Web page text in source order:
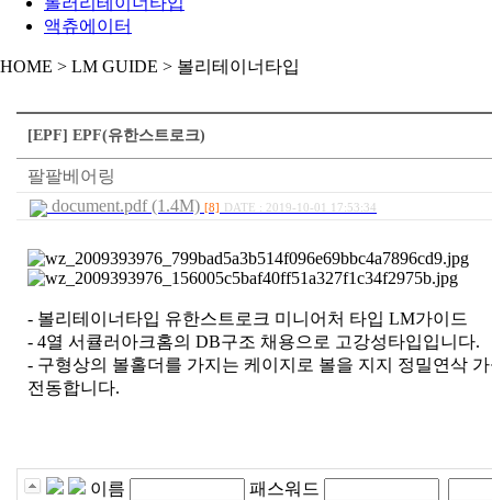
액츄에이터
HOME > LM GUIDE > 볼리테이너타입
[EPF] EPF(유한스트로크)
팔팔베어링
document.pdf (1.4M) [8] DATE : 2019-10-01 17:53:34
- 볼리테이너타입 유한스트로크 미니어처 타입 LM가이드
- 4열 서큘러아크홈의 DB구조 채용으로 고강성타입입니다.
- 구형상의 볼홀더를 가지는 케이지로 볼을 지지 정밀연삭
전동합니다.
이름 패스워드